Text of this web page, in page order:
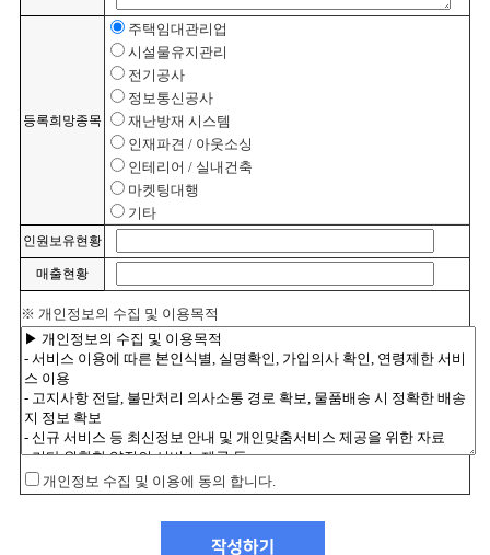
등록희망종목
주택임대관리업
시설물유지관리
전기공사
정보통신공사
재난방재 시스템
인재파견 / 아웃소싱
인테리어 / 실내건축
마켓팅대행
기타
인원보유현황
매출현황
※ 개인정보의 수집 및 이용목적
개인정보 수집 및 이용에 동의 합니다.